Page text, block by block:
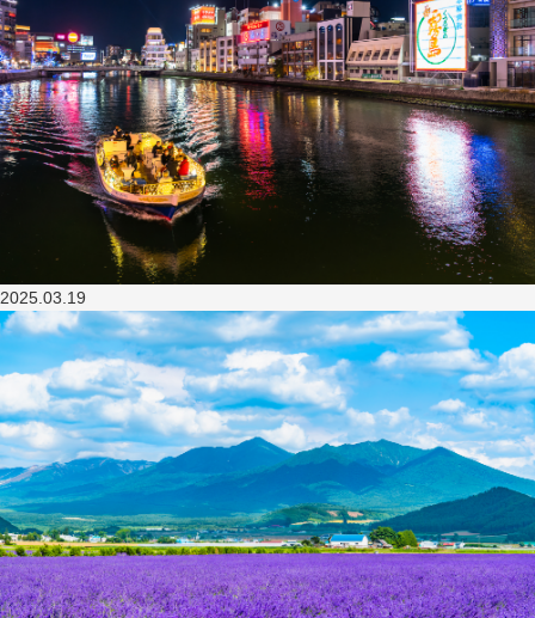
2025.03.19